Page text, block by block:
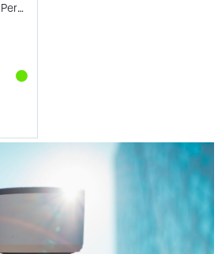
Caruba Kamuflasjetelt 1 Person